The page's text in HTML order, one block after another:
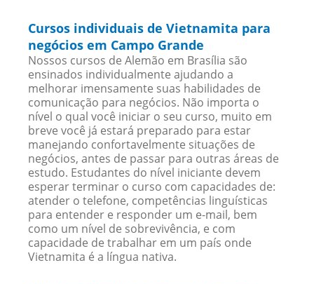
Cursos individuais de Vietnamita para
negócios em Campo Grande
Nossos cursos de Alemão em Brasília são
ensinados individualmente ajudando a
melhorar imensamente suas habilidades de
comunicação para negócios. Não importa o
nível o qual você iniciar o seu curso, muito em
breve você já estará preparado para estar
manejando confortavelmente situações de
negócios, antes de passar para outras áreas de
estudo. Estudantes do nível iniciante devem
esperar terminar o curso com capacidades de:
atender o telefone, competências linguísticas
para entender e responder um e-mail, bem
como um nível de sobrevivência, e com
capacidade de trabalhar em um país onde
Vietnamita é a língua nativa.